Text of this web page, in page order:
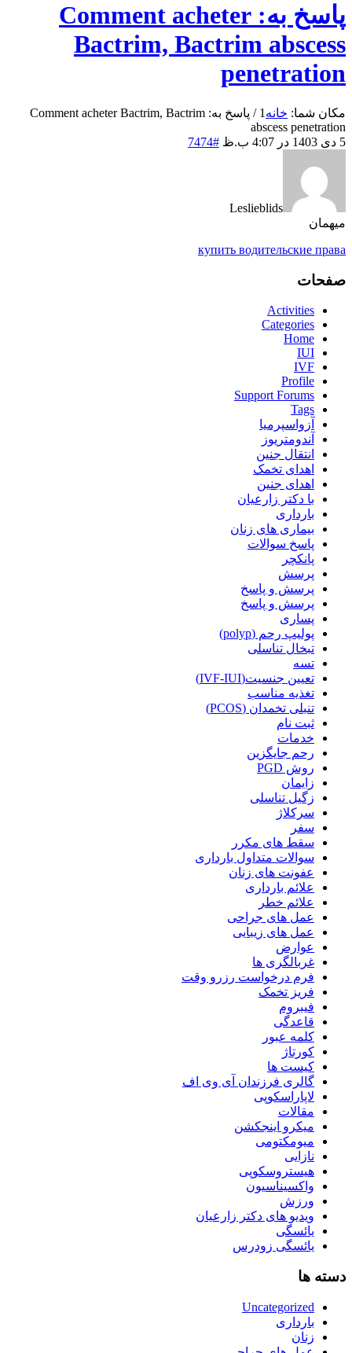
پاسخ به: Comment acheter
Bactrim, Bactrim abscess
penetration
مکان شما: خانه 1
/
پاسخ به: Comment acheter Bactrim, Bactrim
abscess penetration
5 دی 1403 در 4:07 ب.ظ
#7474
Leslieblids
میهمان
купить водительские права
صفحات
Activities
Categories
Home
IUI
IVF
Profile
Support Forums
Tags
آزواسپرمیا
آندومتریوز
انتقال جنین
اهدای تخمک
اهدای جنین
با دکتر زارعیان
بارداری
بیماری های زنان
پاسخ سوالات
پانکچر
پرسش
پرسش و پاسخ
پرسش و پاسخ
پساری
پولیپ رحم (polyp)
تبخال تناسلی
تسه
تعیین جنسیت(IVF-IUI)
تغذیه مناسب
تنبلی تخمدان (PCOS)
ثبت نام
خدمات
رحم جایگزین
روش PGD
زایمان
زگیل تناسلی
سرکلاژ
سفر
سقط های مکرر
سوالات متداول بارداری
عفونت های زنان
علائم بارداری
علائم خطر
عمل های جراحی
عمل های زیبایی
عوارض
غربالگری ها
فرم درخواست رزرو وقت
فریز تخمک
فیبروم
قاعدگی
کلمه عبور
کورتاژ
کیست ها
گالری فرزندان آی وی اف
لاپاراسکوپی
مقالات
میکرو اینجکشن
میومکتومی
نازایی
هیستروسکوپی
واکسیناسیون
ورزش
ویدیو های دکتر زارعیان
یائسگی
یائسگی زودرس
دسته ها
Uncategorized
بارداری
زنان